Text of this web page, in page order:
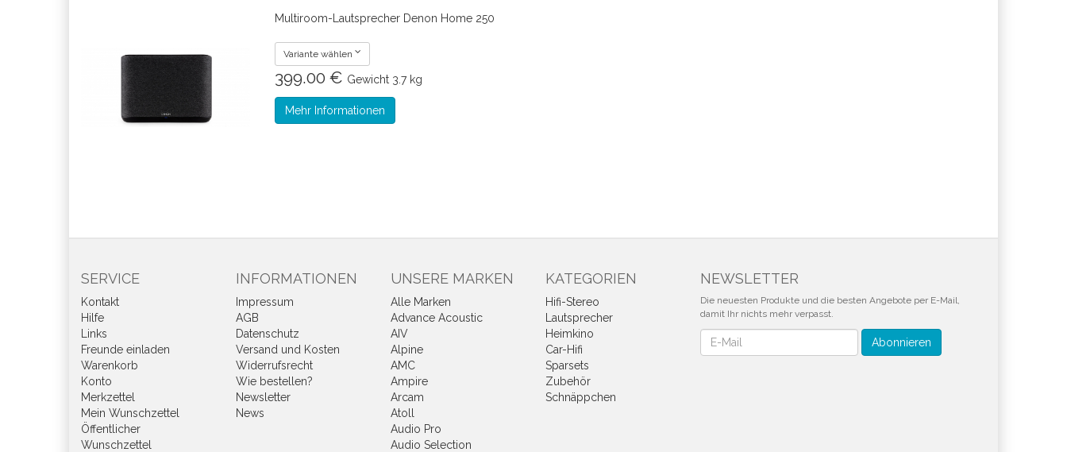
Multiroom-Lautsprecher Denon Home 250
Variante wählen
399.00 € Gewicht 3.7 kg
Mehr Informationen
SERVICE
Kontakt
Hilfe
Links
Freunde einladen
Warenkorb
Konto
Merkzettel
Mein Wunschzettel
Öffentlicher
Wunschzettel
INFORMATIONEN
Impressum
AGB
Datenschutz
Versand und Kosten
Widerrufsrecht
Wie bestellen?
Newsletter
News
UNSERE MARKEN
Alle Marken
Advance Acoustic
AIV
Alpine
AMC
Ampire
Arcam
Atoll
Audio Pro
Audio Selection
KATEGORIEN
Hifi-Stereo
Lautsprecher
Heimkino
Car-Hifi
Sparsets
Zubehör
Schnäppchen
NEWSLETTER
Die neuesten Produkte und die besten Angebote per E-Mail,
damit Ihr nichts mehr verpasst.
Newsletter Abonnieren